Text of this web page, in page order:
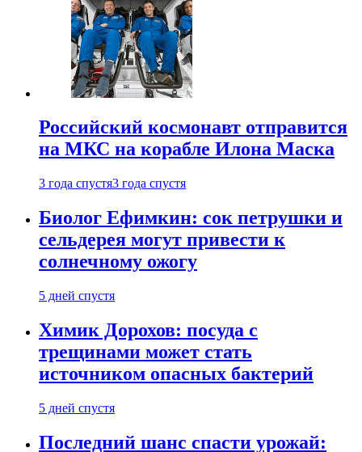
Российский космонавт отправится
на МКС на корабле Илона Маска
3 года спустя3 года спустя
Биолог Ефимкин: сок петрушки и
сельдерея могут привести к
солнечному ожогу
5 дней спустя
Химик Дорохов: посуда с
трещинами может стать
источником опасных бактерий
5 дней спустя
Последний шанс спасти урожай: